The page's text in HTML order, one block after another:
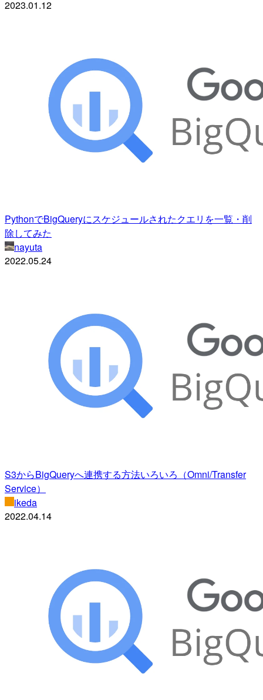
2023.01.12
PythonでBigQueryにスケジュールされたクエリを一覧・削
除してみた
nayuta
2022.05.24
S3からBigQueryへ連携する方法いろいろ（Omni/Transfer
Service）
ikeda
2022.04.14